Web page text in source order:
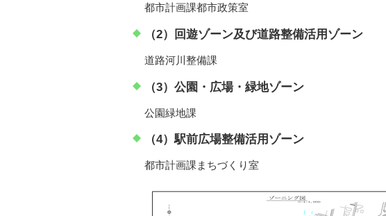
都市計画課都市政策室
（2）回遊ゾーン及び道路整備活用ゾーン
道路河川整備課
（3）公園・広場・緑地ゾーン
公園緑地課
（4）駅前広場整備活用ゾーン
都市計画課まちづくり室